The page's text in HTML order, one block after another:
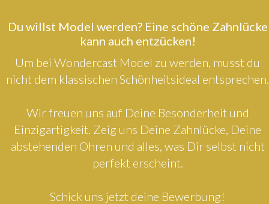
Du willst Model werden? Eine schöne Zahnlücke
kann auch entzücken!
Um bei Wondercast Model zu werden, musst du
nicht dem klassischen Schönheitsideal entsprechen.
Wir freuen uns auf Deine Besonderheit und
Einzigartigkeit. Zeig uns Deine Zahnlücke, Deine
abstehenden Ohren und alles, was Dir selbst nicht
perfekt erscheint.
Schick uns jetzt deine Bewerbung!